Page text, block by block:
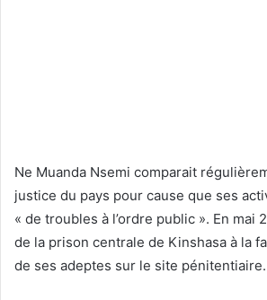
Ne Muanda Nsemi comparait
justice du pays pour cause que ses
« de troubles à l’ordre public ». En mai
de la prison centrale de Kinshasa à la
de ses adeptes sur le site pénitentiaire.